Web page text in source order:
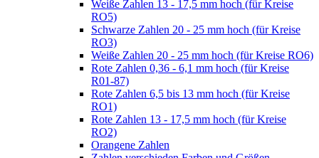
Weiße Zahlen 13 - 17,5 mm hoch (für Kreise
RO5)
Schwarze Zahlen 20 - 25 mm hoch (für Kreise
RO3)
Weiße Zahlen 20 - 25 mm hoch (für Kreise RO6)
Rote Zahlen 0,36 - 6,1 mm hoch (für Kreise
R01-87)
Rote Zahlen 6,5 bis 13 mm hoch (für Kreise
RO1)
Rote Zahlen 13 - 17,5 mm hoch (für Kreise
RO2)
Orangene Zahlen